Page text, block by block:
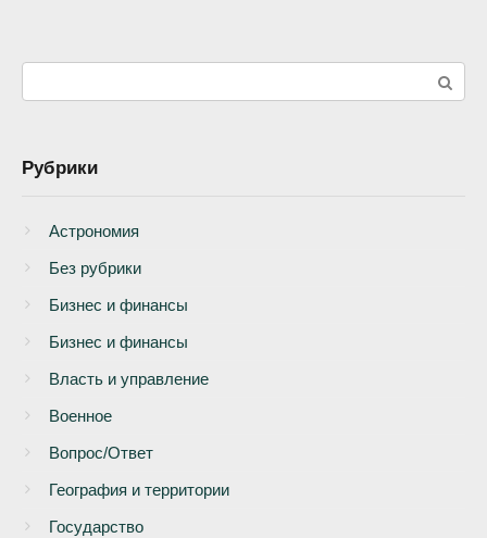
Рубрики
Астрономия
Без рубрики
Бизнеc и финансы
Бизнес и финансы
Власть и управление
Военное
Вопрос/Ответ
География и территории
Государство